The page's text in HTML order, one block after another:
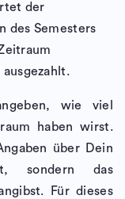
der
des Semesters
wie viel
haben wirst.
über Dein
sondern das
Für dieses